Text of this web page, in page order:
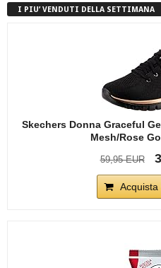
I PIU’ VENDUTI DELLA SETTIMANA
Skechers Donna Graceful
Mesh/Rose
59,95 EUR
Acquista